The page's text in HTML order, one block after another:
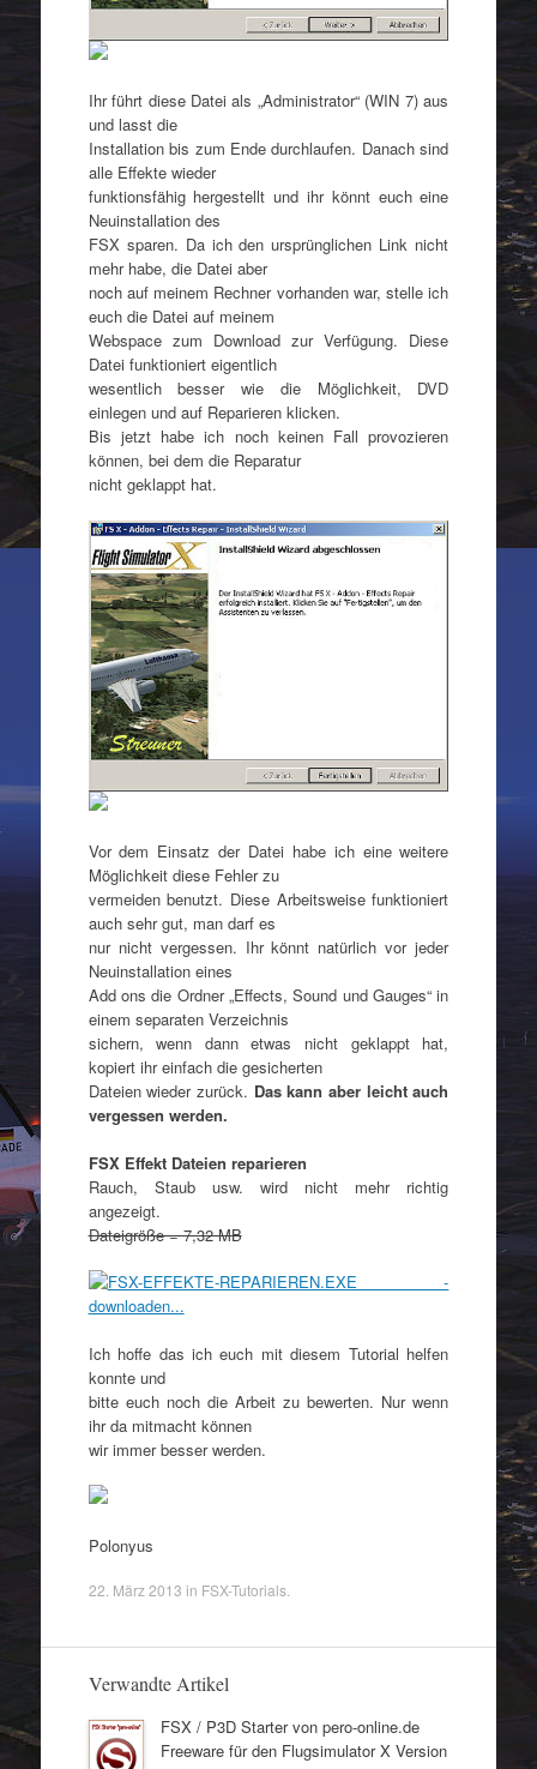
Ihr führt diese Datei als „Administrator“ (WIN 7) aus
und lasst die
Installation bis zum Ende durchlaufen. Danach sind
alle Effekte wieder
funktionsfähig hergestellt und ihr könnt euch eine
Neuinstallation des
FSX sparen. Da ich den ursprünglichen Link nicht
mehr habe, die Datei aber
noch auf meinem Rechner vorhanden war, stelle ich
euch die Datei auf meinem
Webspace zum Download zur Verfügung. Diese
Datei funktioniert eigentlich
wesentlich besser wie die Möglichkeit, DVD
einlegen und auf Reparieren klicken.
Bis jetzt habe ich noch keinen Fall provozieren
können, bei dem die Reparatur
nicht geklappt hat.
Vor dem Einsatz der Datei habe ich eine weitere
Möglichkeit diese Fehler zu
vermeiden benutzt. Diese Arbeitsweise funktioniert
auch sehr gut, man darf es
nur nicht vergessen. Ihr könnt natürlich vor jeder
Neuinstallation eines
Add ons die Ordner „Effects, Sound und Gauges“ in
einem separaten Verzeichnis
sichern, wenn dann etwas nicht geklappt hat,
kopiert ihr einfach die gesicherten
Dateien wieder zurück. Das kann aber leicht auch
vergessen werden.
FSX Effekt Dateien reparieren
Rauch, Staub usw. wird nicht mehr richtig
angezeigt.
Dateigröße = 7,32 MB
Ich hoffe das ich euch mit diesem Tutorial helfen
konnte und
bitte euch noch die Arbeit zu bewerten. Nur wenn
ihr da mitmacht können
wir immer besser werden.
Polonyus
22. März 2013 in FSX-Tutorials.
Verwandte Artikel
FSX / P3D Starter von pero-online.de
Freeware für den Flugsimulator X Version